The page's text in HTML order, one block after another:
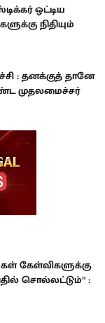
ஒட்டிய
நிதியும்
: தனக்குத் தானே
முதலமைச்சர்
கேள்விகளுக்கு
சொல்லட்டும்” :